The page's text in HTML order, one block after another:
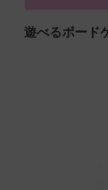
遊べるボード